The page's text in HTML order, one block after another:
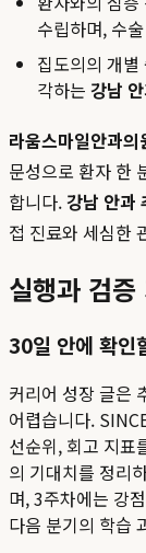
수립하며, 수
집도의의 개
각하는 강남
라움스마일안과의
문성으로 환자 한
합니다.강남 안과
접 진료와 세심한
실행과 검증
30일 안에 확인
커리어 성장 글은
어렵습니다.
선순위, 회고 지표
의 기대치를 정리
며, 3주차에는 강
다음 분기의 학습